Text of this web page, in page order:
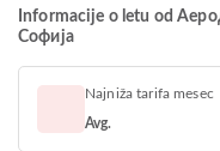
Informacije o letu od
Софија
Najniža tarifa mesec
Avg.